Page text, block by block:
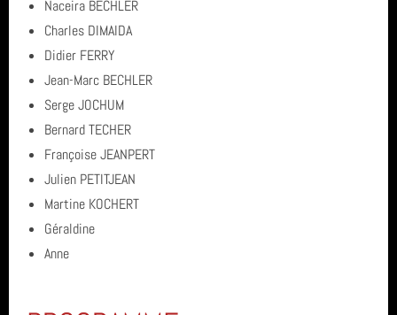
Naceira BECHLER
Charles DIMAIDA
Didier FERRY
Jean-Marc BECHLER
Serge JOCHUM
Bernard TECHER
Françoise JEANPERT
Julien PETITJEAN
Martine KOCHERT
Géraldine
Anne